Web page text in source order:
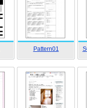
Pattern01